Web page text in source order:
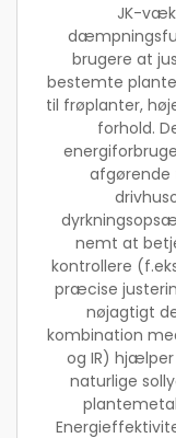
JK-
brugere at
bestemte
til frøplanter,
forhold.
afgørende
nemt at
kontrollere
præcise
nøjagtigt
kombination
og IR)
naturlige